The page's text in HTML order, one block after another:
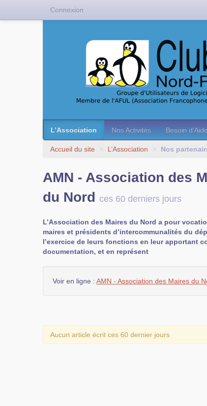
L’Association Nos Activités Besoin
Accueil du site > L’Association > Nos
AMN - Association des
du Nord ces 60 derniers jours
L’Association des Maires du Nord a pour
maires et présidents d’intercommunalités du
l’exercice de leurs fonctions en leur apportant
documentation, et en représent
Voir en ligne : AMN - Association des Maires du
Aucun article écrit ces 60 dernier jours
Connexion